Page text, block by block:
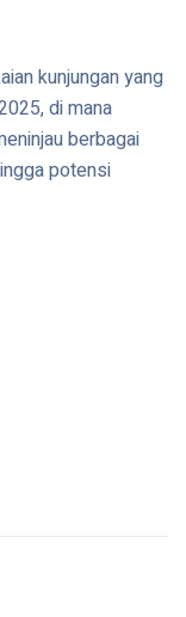
kunjungan yang
di mana
berbagai
potensi